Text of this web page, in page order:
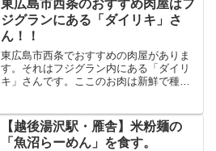
イントについて詳しくご紹...
東広島市西条のおすすめ肉屋はフ
ジグランにある「ダイリキ」さ
ん！！
東広島市西条でおすすめの肉屋がありま
す。それはフジグラン内にある「ダイリ
キ」さんです。ここのお肉は新鮮で種類
ます。そして、なにより量り売りをして
くれるので、必要な分だけ...
【越後湯沢駅・雁舎】米粉麺の
「魚沼らーめん」を食す。